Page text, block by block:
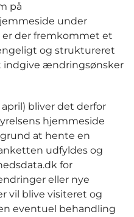
på
under
er der fremkommet et
og struktureret
indgive ændringsønsker
bliver det derfor
hjemmeside
at hente en
udfyldes og
for
eller nye
vil blive visiteret og
eventuel behandling